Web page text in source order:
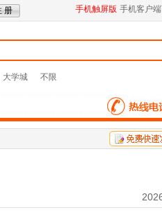
手机触屏版 手机客户
大学城 不限